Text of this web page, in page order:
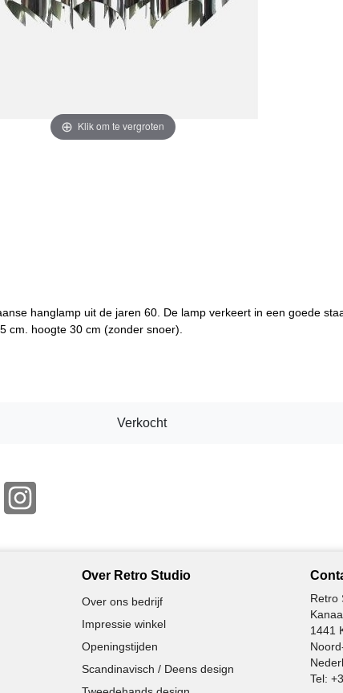
Klik om te vergroten
hanglamp uit de jaren 60. De lamp verkeert in een goede
cm. hoogte 30 cm (zonder snoer).
Verkocht
Over Retro Studio
Over ons bedrijf
Impressie winkel
Openingstijden
Scandinavisch / Deens design
Retro
1441
Tel: